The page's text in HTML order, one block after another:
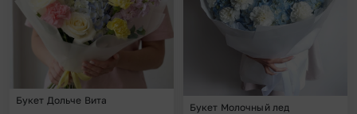
Букет Дольче Вита
Букет Молочный лед